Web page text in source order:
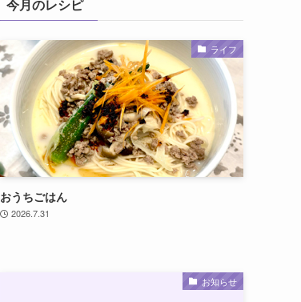
今月のレシピ
ライフ
おうちごはん
2026.7.31
お知らせ